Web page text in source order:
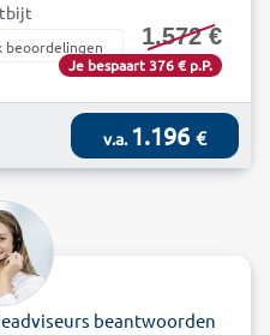
beoordelingen 1.572 €
Je bespaart 376 € p.P.
v.a.1.196 €
beantwoorden